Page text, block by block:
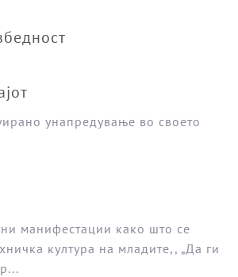
унапредување во своето
манифестации како што се
култура на младите,, „Да ги